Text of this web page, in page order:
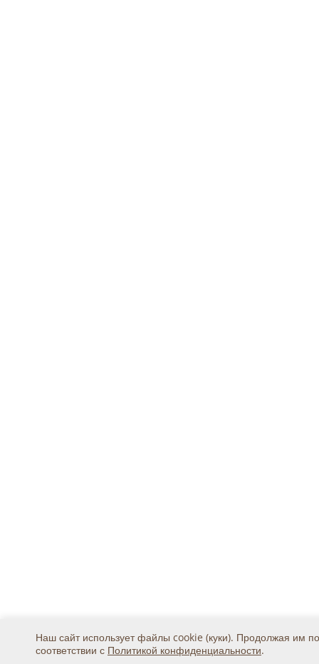
Наш сайт использует файлы cookie (куки). Продолжая им
соответствии с Политикой конфиденциальности.